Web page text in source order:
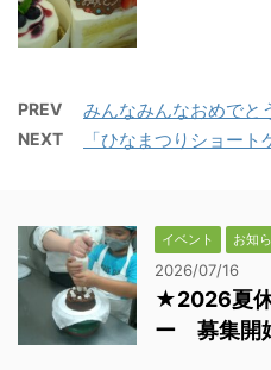
PREV みんなみんなおめでと
NEXT 「ひなまつりショート
イベント お知
2026/07/16
★2026夏
ー 募集開